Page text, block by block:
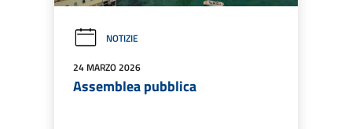
NOTIZIE
24 MARZO 2026
Assemblea pubblica